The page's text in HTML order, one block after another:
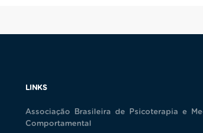
LINKS
Associação Brasileira de Psicoterapia e
Comportamental